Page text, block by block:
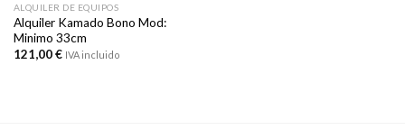
ALQUILER DE EQUIPOS
Alquiler Kamado Bono Mod:
Minimo 33cm
121,00€ IVA incluido